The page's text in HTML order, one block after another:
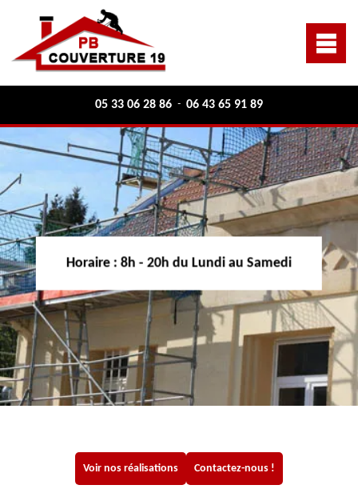
05 33 06 28 86 - 06 43 65 91 89
Horaire : 8h - 20h du Lundi au Samedi
Voir nos réalisations Contactez-nous !